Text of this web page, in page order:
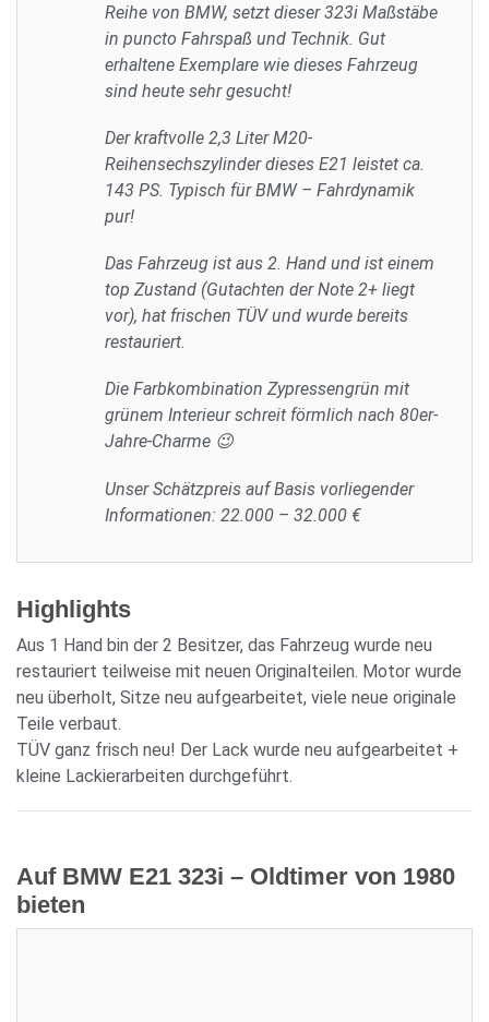
Reihe von BMW, setzt dieser 323i Maßstäbe
in puncto Fahrspaß und Technik. Gut
erhaltene Exemplare wie dieses Fahrzeug
sind heute sehr gesucht!
Der kraftvolle 2,3 Liter M20-
Reihensechszylinder dieses E21 leistet ca.
143 PS. Typisch für BMW – Fahrdynamik
pur!
Das Fahrzeug ist aus 2. Hand und ist einem
top Zustand (Gutachten der Note 2+ liegt
vor), hat frischen TÜV und wurde bereits
restauriert.
Die Farbkombination Zypressengrün mit
grünem Interieur schreit förmlich nach 80er-
Jahre-Charme 😉
Unser Schätzpreis auf Basis vorliegender
Informationen: 22.000 – 32.000 €
Highlights
Aus 1 Hand bin der 2 Besitzer, das Fahrzeug wurde neu
restauriert teilweise mit neuen Originalteilen. Motor wurde
neu überholt, Sitze neu aufgearbeitet, viele neue originale
Teile verbaut.
TÜV ganz frisch neu! Der Lack wurde neu aufgearbeitet +
kleine Lackierarbeiten durchgeführt.
Auf BMW E21 323i – Oldtimer von 1980
bieten